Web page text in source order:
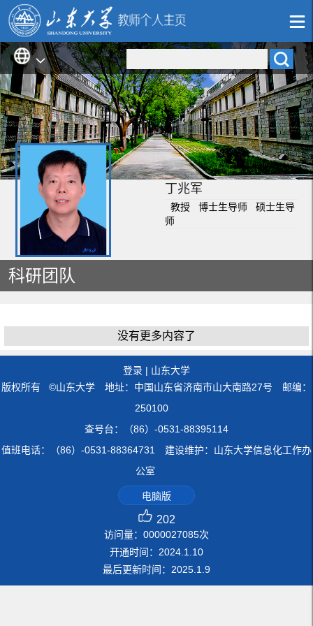
丁兆军
教授 博士生导师 硕士生导
师
科研团队
没有更多内容了
登录 | 山东大学
版权所有 ©山东大学 地址：中国山东省济南市山大南路27号 邮编：
250100
查号台：（86）-0531-88395114
值班电话：（86）-0531-88364731 建设维护：山东大学信息化工作办
公室
电脑版
202
访问量： 0000027085次
开通时间： 2024 1 10
最后更新时间： 2025 1 9